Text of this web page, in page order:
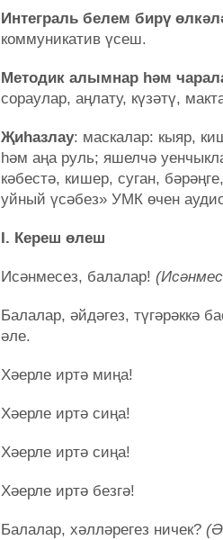
Интеграль белем бирү
коммуникатив үсеш.
Методик алымнар һәм
сораулар, аңлату, күзәтү,
Җиһазлау: маскалар: кыяр,
һәм аңа руль; яшелчә
кәбестә, кишер, суган,
уйный үсәбез» УМК өчен
I. Кереш өлеш
Исәнмесез, балалар!
Балалар, әйдәгез, түгәрәккә
әле.
Хәерле иртә миңа!
Хәерле иртә сиңа!
Хәерле иртә сиңа!
Хәерле иртә безгә!
Балалар, хәлләрегез ничек?